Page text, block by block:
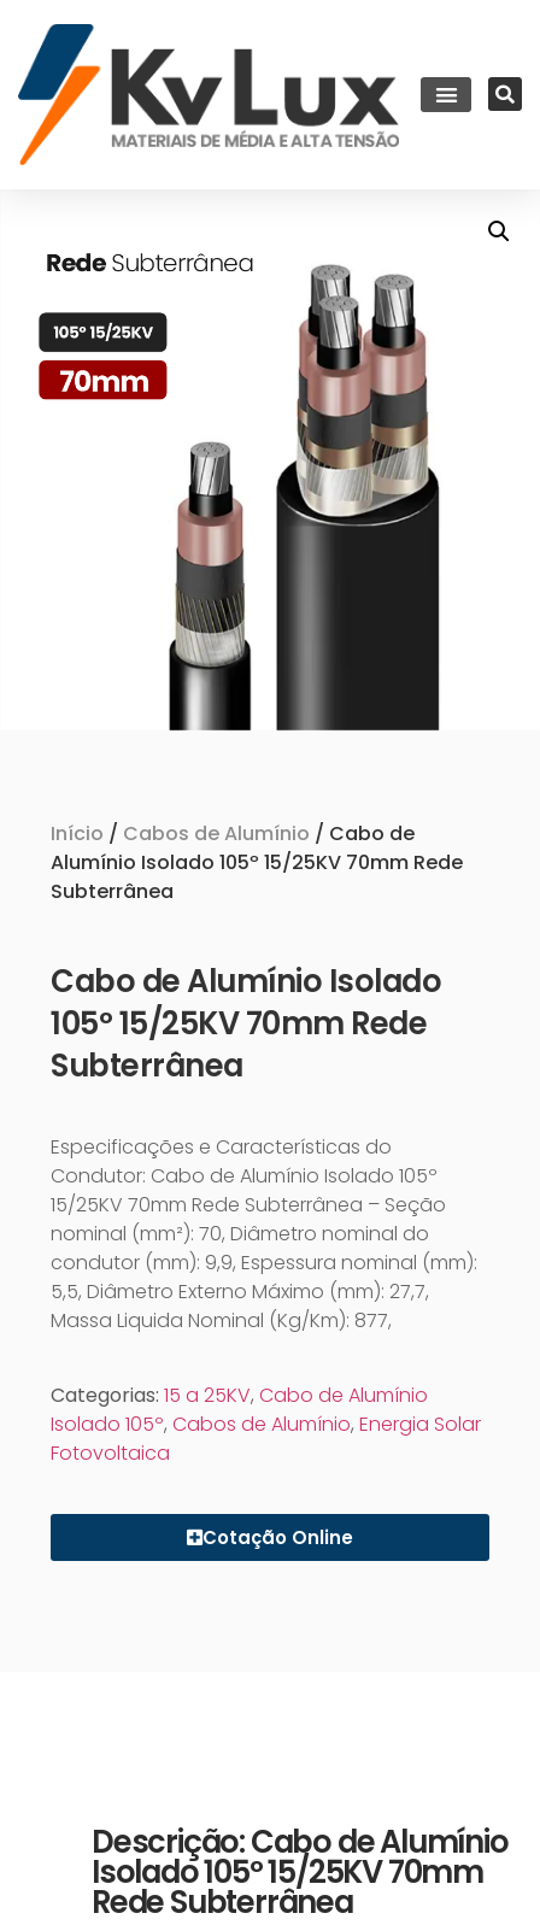
Início / Cabos de Alumínio / Cabo de
Alumínio Isolado 105º 15/25KV 70mm Rede
Subterrânea
Cabo de Alumínio Isolado
105º 15/25KV 70mm Rede
Subterrânea
Especificações e Características do
Condutor: Cabo de Alumínio Isolado 105º
15/25KV 70mm Rede Subterrânea – Seção
nominal (mm²): 70, Diâmetro nominal do
condutor (mm): 9,9, Espessura nominal (mm):
5,5, Diâmetro Externo Máximo (mm): 27,7,
Massa Liquida Nominal (Kg/Km): 877,
Categorias: 15 a 25KV, Cabo de Alumínio
Isolado 105º, Cabos de Alumínio, Energia Solar
Fotovoltaica
Cotação Online
Descrição: Cabo de Alumínio
Isolado 105º 15/25KV 70mm
Rede Subterrânea